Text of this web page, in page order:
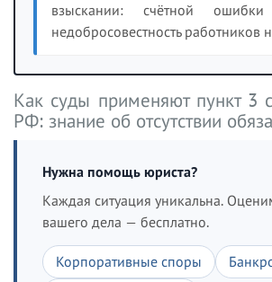
взыскании: счётной
недобросовестность работников
Как суды применяют пункт 3
РФ: знание об отсутствии
Нужна помощь юриста?
Каждая ситуация уникальна.
вашего дела — бесплатно.
Корпоративные споры